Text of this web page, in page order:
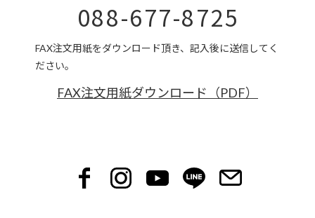
088-677-8725
FAX注文用紙をダウンロード頂き、記入後に送信してく
ださい。
FAX注文用紙ダウンロード（PDF）